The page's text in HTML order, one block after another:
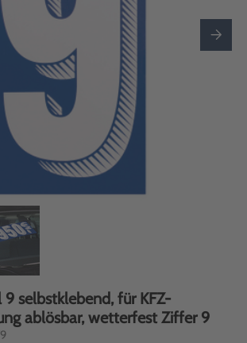
9 selbstklebend, für KFZ-
ablösbar, wetterfest Ziffer 9